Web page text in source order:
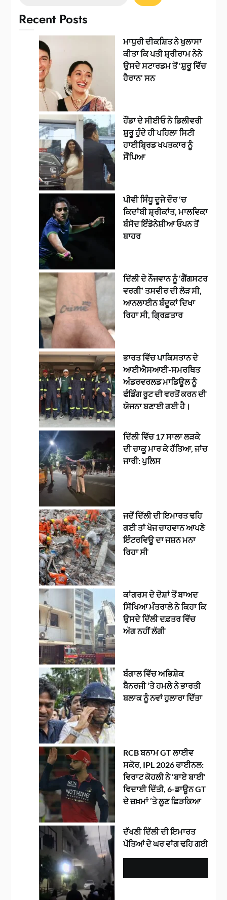
Recent Posts
ਮਾਧੁਰੀ ਦੀਕਸ਼ਿਤ ਨੇ ਖੁਲਾਸਾ
ਕੀਤਾ ਕਿ ਪਤੀ ਸ਼੍ਰੀਰਾਮ ਨੇਨੇ
ਉਸਦੇ ਸਟਾਰਡਮ ਤੋਂ ‘ਸ਼ੁਰੂ ਵਿੱਚ
ਹੈਰਾਨ’ ਸਨ
ਹੌਂਡਾ ਦੇ ਸੀਈਓ ਨੇ ਡਿਲੀਵਰੀ
ਸ਼ੁਰੂ ਹੁੰਦੇ ਹੀ ਪਹਿਲਾ ਸਿਟੀ
ਹਾਈਬ੍ਰਿਡ ਖਪਤਕਾਰ ਨੂੰ
ਸੌਂਪਿਆ
ਪੀਵੀ ਸਿੰਧੂ ਦੂਜੇ ਦੌਰ ‘ਚ
ਕਿਦਾਂਬੀ ਸ਼੍ਰੀਕਾਂਤ, ਮਾਲਵਿਕਾ
ਬੰਸੋਦ ਇੰਡੋਨੇਸ਼ੀਆ ਓਪਨ ਤੋਂ
ਬਾਹਰ
ਦਿੱਲੀ ਦੇ ਨੌਜਵਾਨ ਨੂੰ ‘ਗੈਂਗਸਟਰ
ਵਰਗੀ’ ਤਸਵੀਰ ਦੀ ਲੋੜ ਸੀ,
ਆਨਲਾਈਨ ਬੰਦੂਕਾਂ ਦਿਖਾ
ਰਿਹਾ ਸੀ, ਗ੍ਰਿਫ਼ਤਾਰ
ਭਾਰਤ ਵਿੱਚ ਪਾਕਿਸਤਾਨ ਦੇ
ਆਈਐਸਆਈ-ਸਮਰਥਿਤ
ਅੰਡਰਵਰਲਡ ਮਾਡਿਊਲ ਨੂੰ
ਫੰਡਿੰਗ ਰੂਟ ਦੀ ਵਰਤੋਂ ਕਰਨ ਦੀ
ਯੋਜਨਾ ਬਣਾਈ ਗਈ ਹੈ।
ਦਿੱਲੀ ਵਿੱਚ 17 ਸਾਲਾ ਲੜਕੇ
ਦੀ ਚਾਕੂ ਮਾਰ ਕੇ ਹੱਤਿਆ, ਜਾਂਚ
ਜਾਰੀ: ਪੁਲਿਸ
ਜਦੋਂ ਦਿੱਲੀ ਦੀ ਇਮਾਰਤ ਢਹਿ
ਗਈ ਤਾਂ ਖੋਜ ਚਾਹਵਾਨ ਆਪਣੇ
ਇੰਟਰਵਿਊ ਦਾ ਜਸ਼ਨ ਮਨਾ
ਰਿਹਾ ਸੀ
ਕਾਂਗਰਸ ਦੇ ਦੋਸ਼ਾਂ ਤੋਂ ਬਾਅਦ
ਸਿੱਖਿਆ ਮੰਤਰਾਲੇ ਨੇ ਕਿਹਾ ਕਿ
ਉਸਦੇ ਦਿੱਲੀ ਦਫ਼ਤਰ ਵਿੱਚ
ਅੱਗ ਨਹੀਂ ਲੱਗੀ
ਬੰਗਾਲ ਵਿੱਚ ਅਭਿਸ਼ੇਕ
ਬੈਨਰਜੀ ‘ਤੇ ਹਮਲੇ ਨੇ ਭਾਰਤੀ
ਬਲਾਕ ਨੂੰ ਨਵਾਂ ਹੁਲਾਰਾ ਦਿੱਤਾ
RCB ਬਨਾਮ GT ਲਾਈਵ
ਸਕੋਰ, IPL 2026 ਫਾਈਨਲ:
ਵਿਰਾਟ ਕੋਹਲੀ ਨੇ ‘ਬਾਏ ਬਾਈ’
ਵਿਦਾਈ ਦਿੱਤੀ, 6-ਡਾਊਨ GT
ਦੇ ਜ਼ਖ਼ਮਾਂ ‘ਤੇ ਲੂਣ ਛਿੜਕਿਆ
ਦੱਖਣੀ ਦਿੱਲੀ ਦੀ ਇਮਾਰਤ
ਪੱਤਿਆਂ ਦੇ ਘਰ ਵਾਂਗ ਢਹਿ ਗਈ